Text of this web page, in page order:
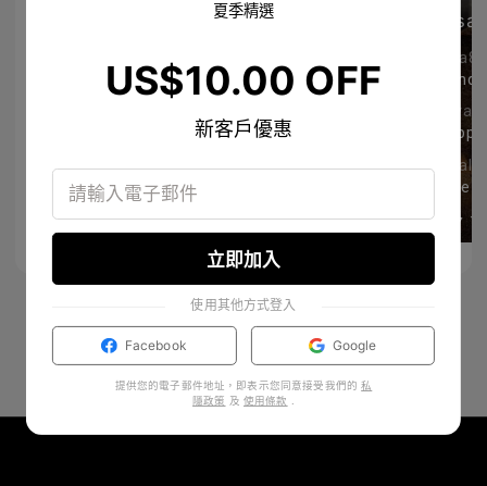
everyrinidays
so cute!
Happy tuesday! 🤍
teatimeplans
So pretty naman!!! 🤍🤍🤍
更多
24
koea88
更多
夏季精選
US$10.00 OFF
新客戶優惠
立即加入
使用其他方式登入
Facebook Google
提供您的電子郵件地址，即表示您同意接受我們的 私
隱政策 及 使用條款